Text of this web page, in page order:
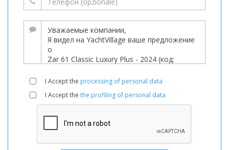
I Accept the processing of personal data
I Accept the the profiling of personal data